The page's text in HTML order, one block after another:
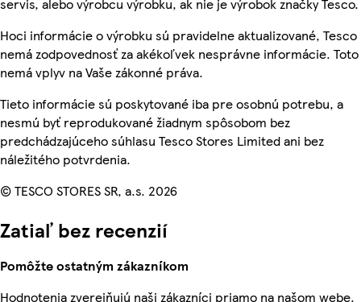
servis, alebo výrobcu výrobku, ak nie je výrobok značky Tesco.
Hoci informácie o výrobku sú pravidelne aktualizované, Tesco
nemá zodpovednosť za akékoľvek nesprávne informácie. Toto
nemá vplyv na Vaše zákonné práva.
Tieto informácie sú poskytované iba pre osobnú potrebu, a
nesmú byť reprodukované žiadnym spôsobom bez
predchádzajúceho súhlasu Tesco Stores Limited ani bez
náležitého potvrdenia.
© TESCO STORES SR, a.s. 2026
Zatiaľ bez recenzií
Pomôžte ostatným zákazníkom
Hodnotenia zverejňujú naši zákazníci priamo na našom webe.